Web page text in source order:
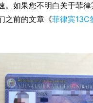
。如果您不明白关于菲律
之前的文章《菲律宾13C